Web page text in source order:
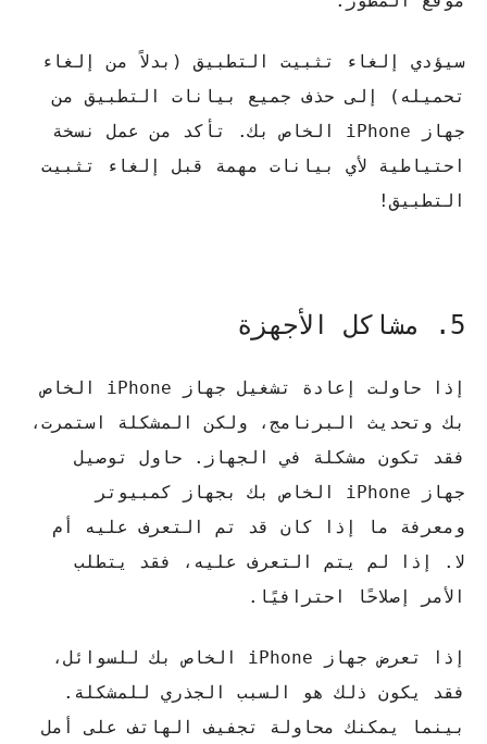
سيؤدي إلغاء تثبيت التطبيق (بدلاً من إلغاء
تحميله) إلى حذف جميع بيانات التطبيق من
جهاز iPhone الخاص بك. تأكد من عمل نسخة
احتياطية لأي بيانات مهمة قبل إلغاء تثبيت
التطبيق!
5. مشاكل الأجهزة
إذا حاولت إعادة تشغيل جهاز iPhone الخاص
بك وتحديث البرنامج، ولكن المشكلة استمرت،
فقد تكون مشكلة في الجهاز. حاول توصيل
جهاز iPhone الخاص بك بجهاز كمبيوتر
ومعرفة ما إذا كان قد تم التعرف عليه أم
لا. إذا لم يتم التعرف عليه، فقد يتطلب
الأمر إصلاحًا احترافيًا.
إذا تعرض جهاز iPhone الخاص بك للسوائل،
فقد يكون ذلك هو السبب الجذري للمشكلة.
بينما يمكنك محاولة تجفيف الهاتف على أمل